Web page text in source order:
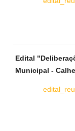
Edital
Municipal -